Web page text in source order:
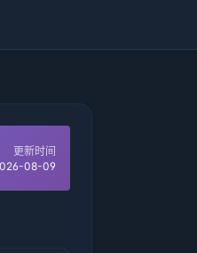
更新时间
08-09